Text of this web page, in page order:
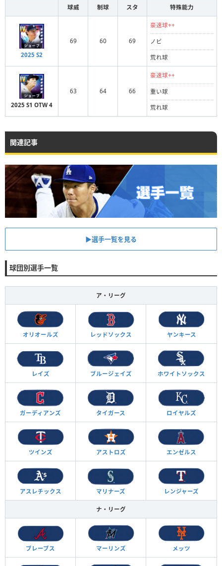
球威 制球 スタ 特殊能力
2025 S2
69 60 69
豪速球++
ノビ
荒れ球
2025 S1 OTW 4
63 64 66
豪速球++
重い球
荒れ球
関連記事
▶︎選手一覧を見る
球団別選手一覧
ア・リーグ
オリオールズ レッドソックス ヤンキース
レイズ ブルージェイズ ホワイトソックス
ガーディアンズ タイガース ロイヤルズ
ツインズ アストロズ エンゼルス
アスレチックス マリナーズ レンジャーズ
ナ・リーグ
ブレーブス マーリンズ メッツ